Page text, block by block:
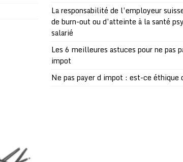
La responsabilité de l’employeur
de burn-out ou d’atteinte à la santé
salarié
Les 6 meilleures astuces pour ne pas
impot
Ne pas payer d impot : est-ce éthique